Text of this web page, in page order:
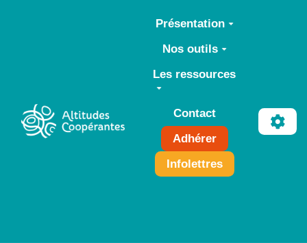
Aller au contenu principal
Présentation
Nos outils
Les ressources
Contact
Adhérer
Infolettres